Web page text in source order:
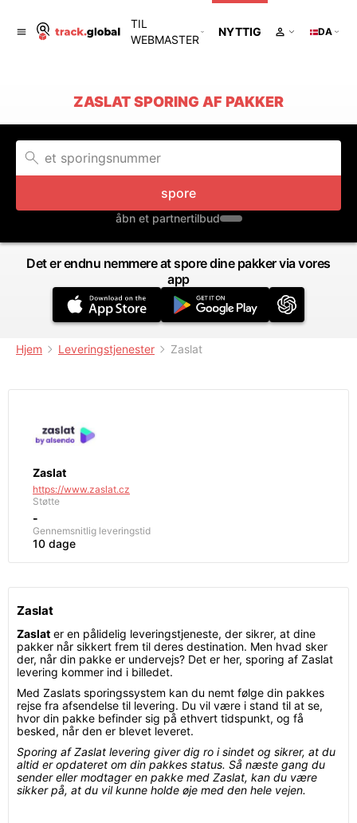
TIL
WEBMASTER
NYTTIG DA
ZASLAT SPORING AF PAKKER
spore
åbn et partnertilbud
Det er endnu nemmere at spore dine pakker via vores
app
Hjem Leveringstjenester Zaslat
Zaslat
https://www.zaslat.cz
Støtte
-
Gennemsnitlig leveringstid
10 dage
Zaslat
Zaslat er en pålidelig leveringstjeneste, der sikrer, at dine
pakker når sikkert frem til deres destination. Men hvad sker
der, når din pakke er undervejs? Det er her, sporing af Zaslat
levering kommer ind i billedet.
Med Zaslats sporingssystem kan du nemt følge din pakkes
rejse fra afsendelse til levering. Du vil være i stand til at se,
hvor din pakke befinder sig på ethvert tidspunkt, og få
besked, når den er blevet leveret.
Sporing af Zaslat levering giver dig ro i sindet og sikrer, at du
altid er opdateret om din pakkes status. Så næste gang du
sender eller modtager en pakke med Zaslat, kan du være
sikker på, at du vil kunne holde øje med den hele vejen.